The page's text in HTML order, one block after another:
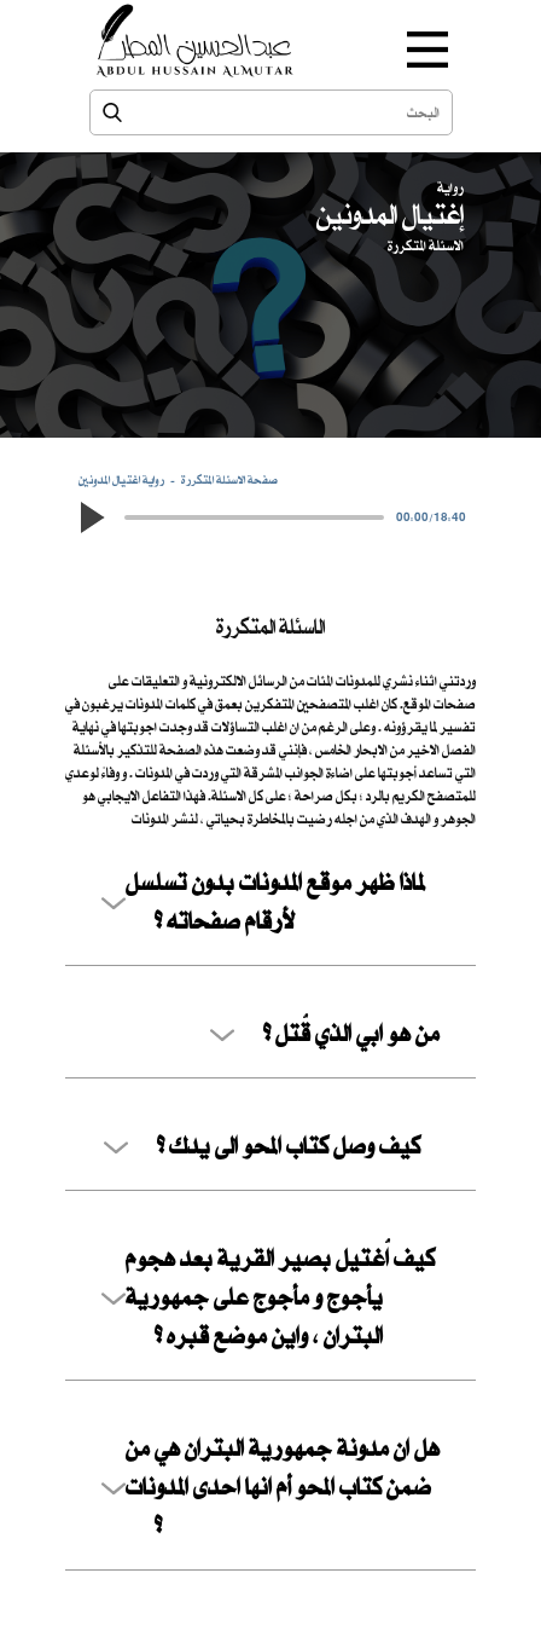
رواية
إغتيال المدونين
الاسئلة المتكررة
رواية اغتيال المدونين
صفحة الاسئلة المتكررة
00:00/18:40
الاسئلة المتكررة
وردتني اثناء نشري للمدونات المئات من الرسائل الالكترونية و التعليقات على
صفحات الموقع. كان اغلب المتصفحين المتفكرين بعمق في كلمات المدونات يرغبون في
تفسير لما يقرؤونه . وعلى الرغم من ان اغلب التساؤلات قد وجدت اجوبتها في نهاية
الفصل الاخير من الابحار الخامس ، فإنني قد وضعت هذه الصفحة للتذكير بالأسئلة
التي تساعد أجوبتها على اضاءة الجوانب المشرقة التي وردت في المدونات . و وفاءً لوعدي
للمتصفح الكريم بالرد ؛ بكل صراحة ؛ على كل الاسئلة. فهذا التفاعل الايجابي هو
الجوهر و الهدف الذي من اجله رضيت بالمخاطرة بحياتي ، لنشر المدونات
لماذا ظهر موقع المدونات بدون تسلسل
لأرقام صفحاته ؟
من هو ابي الذي قُتل ؟
كيف وصل كتاب المحو الى يدك ؟
كيف اُغتيل بصير القرية بعد هجوم
يأجوج و مأجوج على جمهورية
البتران ، واين موضع قبره ؟
هل ان مدونة جمهورية البتران هي من
ضمن كتاب المحو أم انها احدى المدونات
؟